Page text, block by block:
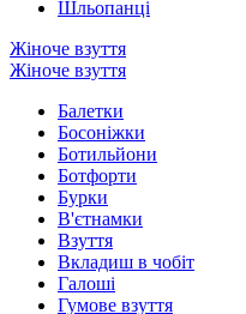
Шльопанці
Жіноче взуття
Жіноче взуття
Балетки
Босоніжки
Ботильйони
Ботфорти
Бурки
В'єтнамки
Взуття
Вкладиш в чобіт
Галоші
Гумове взуття